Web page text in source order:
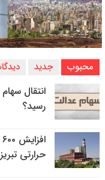
محبوب جدید
رسید؟
حرارتی تبریز